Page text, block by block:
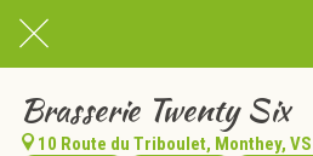
Brasserie Twenty Six
10 Route du Triboulet, Monthey, VS